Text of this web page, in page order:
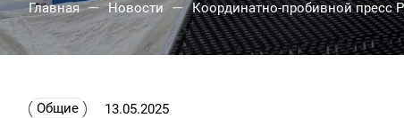
Главная — Новости — Координатно-пробивной пресс
Общие 13.05.2025